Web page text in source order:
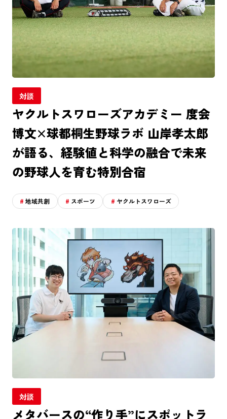
対談
ヤクルトスワローズアカデミー 度会
博文×球都桐生野球ラボ 山岸孝太郎
が語る、経験値と科学の融合で未来
の野球人を育む特別合宿
地域共創 スポーツ ヤクルトスワローズ
対談
メタバースの“作り手”にスポットラ